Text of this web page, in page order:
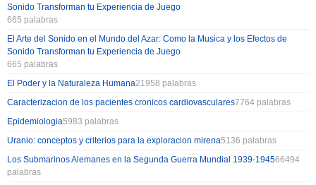
Sonido Transforman tu Experiencia de Juego
665 palabras
El Arte del Sonido en el Mundo del Azar: Como la Musica y los Efectos de
Sonido Transforman tu Experiencia de Juego
665 palabras
El Poder y la Naturaleza Humana21958 palabras
Caracterizacion de los pacientes cronicos cardiovasculares7764 palabras
Epidemiologia5983 palabras
Uranio: conceptos y criterios para la exploracion mirena5136 palabras
Los Submarinos Alemanes en la Segunda Guerra Mundial 1939-194566494
palabras